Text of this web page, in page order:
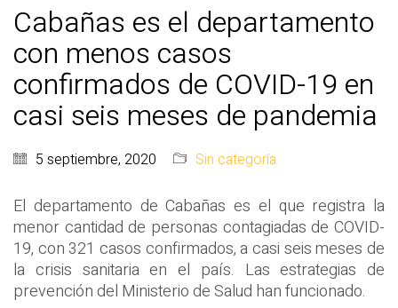
Cabañas es el departamento
con menos casos
confirmados de COVID-19 en
casi seis meses de pandemia
5 septiembre, 2020 Sin categoría
El departamento de Cabañas es el que registra la
menor cantidad de personas contagiadas de COVID-
19, con 321 casos confirmados, a casi seis meses de
la crisis sanitaria en el país. Las estrategias de
prevención del Ministerio de Salud han funcionado.